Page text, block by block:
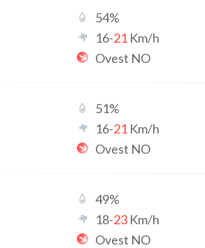
54%
16-21 Km/h
Ovest NO
51%
16-21 Km/h
Ovest NO
49%
18-23 Km/h
Ovest NO